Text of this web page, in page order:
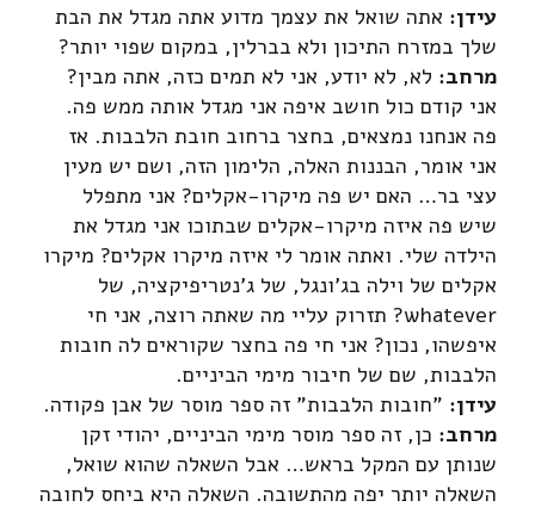
עידן: אתה שואל את עצמך מדוע אתה מגדל את הבת
שלך במזרח התיכון ולא בברלין, במקום שפוי יותר?
מרחב: לא, לא יודע, אני לא תמים כזה, אתה מבין?
אני קודם כול חושב איפה אני מגדל אותה ממש פה.
פה אנחנו נמצאים, בחצר ברחוב חובת הלבבות. אז
אני אומר, הבננות האלה, הלימון הזה, ושם יש מעין
עצי בר… האם יש פה מיקרו-אקלים? אני מתפלל
שיש פה איזה מיקרו-אקלים שבתוכו אני מגדל את
הילדה שלי. ואתה אומר לי איזה מיקרו אקלים? מיקרו
אקלים של וילה בג'ונגל, של ג'נטריפיקציה, של
whatever? תזרוק עליי מה שאתה רוצה, אני חי
איפשהו, נכון? אני חי פה בחצר שקוראים לה חובות
הלבבות, שם של חיבור מימי הביניים.
עידן: "חובות הלבבות" זה ספר מוסר של אבן פקודה.
מרחב: כן, זה ספר מוסר מימי הביניים, יהודי זקן
שנותן עם המקל בראש… אבל השאלה שהוא שואל,
השאלה יותר יפה מהתשובה. השאלה היא ביחס לחובה